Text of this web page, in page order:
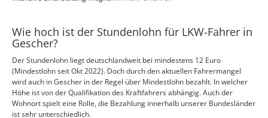
Wie hoch ist der Stundenlohn für LKW-Fahrer in
Gescher?
Der Stundenlohn liegt deutschlandweit bei mindestens 12 Euro
(Mindestlohn seit Okt 2022). Doch durch den aktuellen Fahrermangel
wird auch in Gescher in der Regel über Mindestlohn bezahlt. In welcher
Höhe ist von der Qualifikation des Kraftfahrers abhängig. Auch der
Wohnort spielt eine Rolle, die Bezahlung innerhalb unserer Bundesländer
ist sehr unterschiedlich.